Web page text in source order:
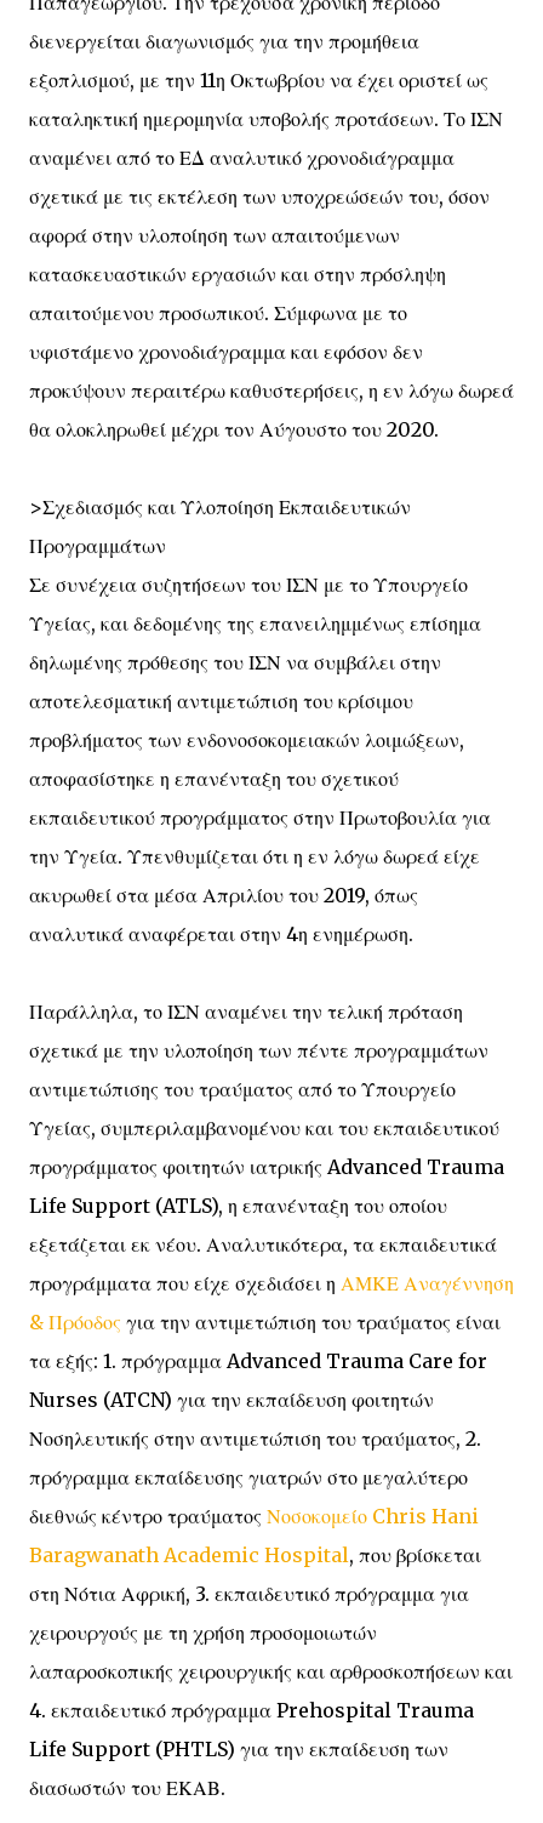
διενεργείται διαγωνισμός για την προμήθεια
εξοπλισμού, με την 11η Οκτωβρίου να έχει οριστεί ως
καταληκτική ημερομηνία υποβολής προτάσεων. Το ΙΣΝ
αναμένει από το ΕΔ αναλυτικό χρονοδιάγραμμα
σχετικά με τις εκτέλεση των υποχρεώσεών του, όσον
αφορά στην υλοποίηση των απαιτούμενων
κατασκευαστικών εργασιών και στην πρόσληψη
απαιτούμενου προσωπικού. Σύμφωνα με το
υφιστάμενο χρονοδιάγραμμα και εφόσον δεν
προκύψουν περαιτέρω καθυστερήσεις, η εν λόγω δωρεά
θα ολοκληρωθεί μέχρι τον Αύγουστο του 2020.
>Σχεδιασμός και Υλοποίηση Εκπαιδευτικών
Προγραμμάτων
Σε συνέχεια συζητήσεων του ΙΣΝ με το Υπουργείο
Υγείας, και δεδομένης της επανειλημμένως επίσημα
δηλωμένης πρόθεσης του ΙΣΝ να συμβάλει στην
αποτελεσματική αντιμετώπιση του κρίσιμου
προβλήματος των ενδονοσοκομειακών λοιμώξεων,
αποφασίστηκε η επανένταξη του σχετικού
εκπαιδευτικού προγράμματος στην Πρωτοβουλία για
την Υγεία. Υπενθυμίζεται ότι η εν λόγω δωρεά είχε
ακυρωθεί στα μέσα Απριλίου του 2019, όπως
αναλυτικά αναφέρεται στην 4η ενημέρωση.
Παράλληλα, το ΙΣΝ αναμένει την τελική πρόταση
σχετικά με την υλοποίηση των πέντε προγραμμάτων
αντιμετώπισης του τραύματος από το Υπουργείο
Υγείας, συμπεριλαμβανομένου και του εκπαιδευτικού
προγράμματος φοιτητών ιατρικής Advanced Trauma
Life Support (ATLS), η επανένταξη του οποίου
εξετάζεται εκ νέου. Αναλυτικότερα, τα εκπαιδευτικά
προγράμματα που είχε σχεδιάσει η ΑΜΚΕ Αναγέννηση
& Πρόοδος για την αντιμετώπιση του τραύματος είναι
τα εξής: 1. πρόγραμμα Advanced Trauma Care for
Nurses (ATCN) για την εκπαίδευση φοιτητών
Νοσηλευτικής στην αντιμετώπιση του τραύματος, 2.
πρόγραμμα εκπαίδευσης γιατρών στο μεγαλύτερο
διεθνώς κέντρο τραύματος Νοσοκομείο Chris Hani
Baragwanath Academic Hospital, που βρίσκεται
στη Νότια Αφρική, 3. εκπαιδευτικό πρόγραμμα για
χειρουργούς με τη χρήση προσομοιωτών
λαπαροσκοπικής χειρουργικής και αρθροσκοπήσεων και
4. εκπαιδευτικό πρόγραμμα Prehospital Trauma
Life Support (PHTLS) για την εκπαίδευση των
διασωστών του ΕΚΑΒ.